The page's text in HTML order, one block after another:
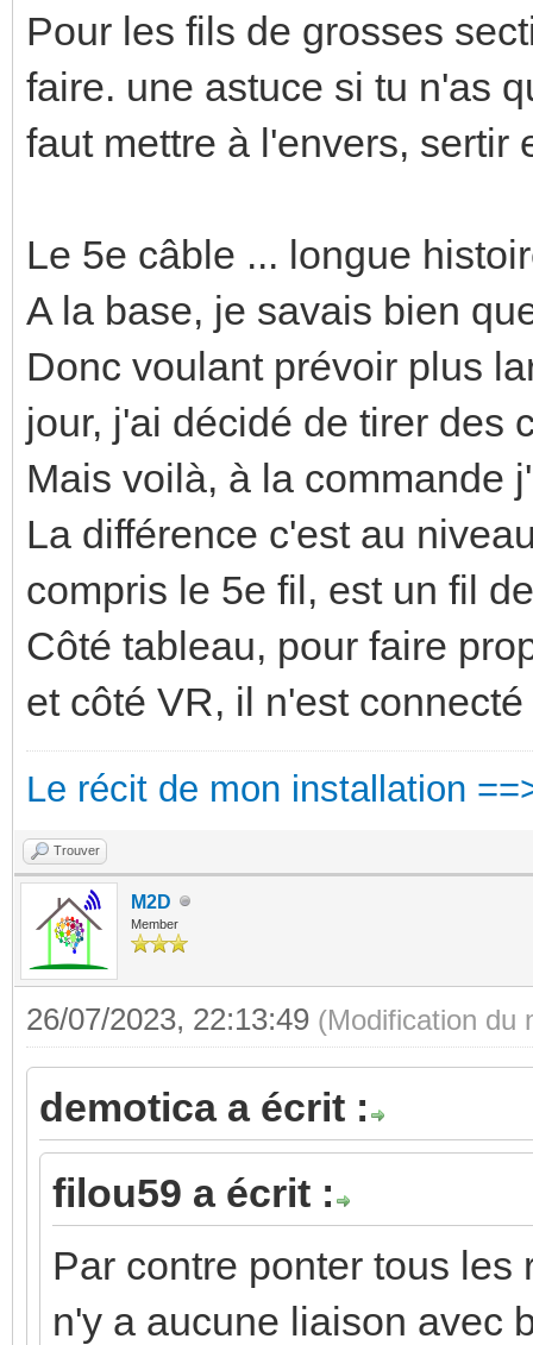
Pour les fils de grosses
faire. une astuce si tu n'as
faut mettre à l'envers,
Le 5e câble ... longue
A la base, je savais bien
Donc voulant prévoir plus
jour, j'ai décidé de tirer des
Mais voilà, à la commande
La différence c'est au
compris le 5e fil, est un fil
Côté tableau, pour faire
et côté VR, il n'est
Le récit de mon installation
Trouver
M2D
Member
26/07/2023, 22:13:49 (Modification du
demotica a écrit :
filou59 a écrit :
Par contre ponter tous
n'y a aucune liaison avec